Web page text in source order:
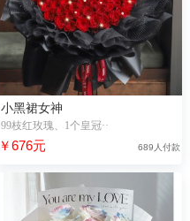
小黑裙女神
99枝红玫瑰、1个皇冠··
￥676元 689人付款